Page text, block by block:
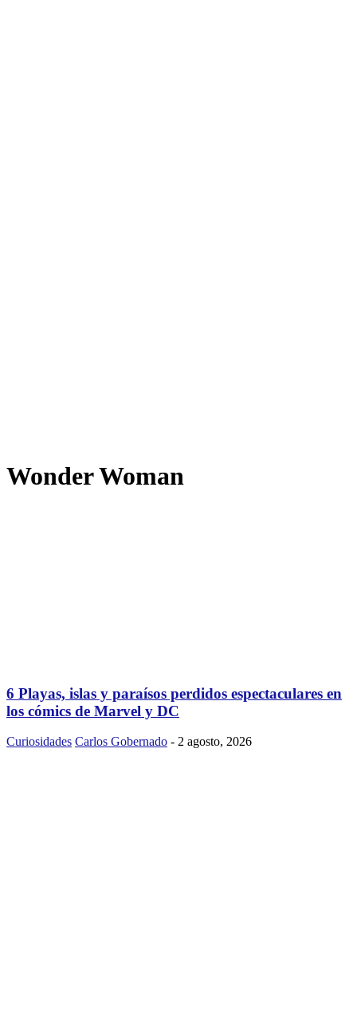
Wonder Woman
6 Playas, islas y paraísos perdidos espectaculares en
los cómics de Marvel y DC
Curiosidades Carlos Gobernado - 2 agosto, 2026